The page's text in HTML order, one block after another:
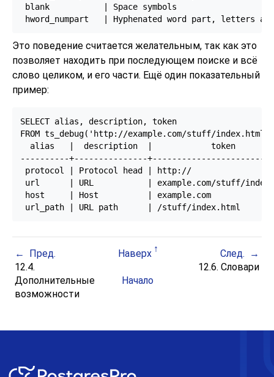
blank           | Space symbols
Это поведение считается желательным, так как это
позволяет находить при последующем поиске и всё
слово целиком, и его части. Ещё один показательный
пример:
SELECT alias, description, token
FROM ts_debug('http://example.com/stuff/
alias   |  description  |
----------+---------------
protocol | Protocol head | http://
url      | URL           | example.com/stuff/
host     | Host          | example.com
Пред. Наверх
След.
12.4.
Дополнительные
возможности
Начало
12.6. Словари